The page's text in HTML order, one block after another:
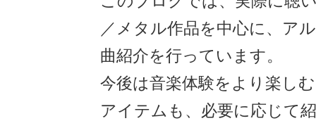
／メタル作品を中心に、ア
曲紹介を行っています。
今後は音楽体験をより楽し
アイテムも、必要に応じて